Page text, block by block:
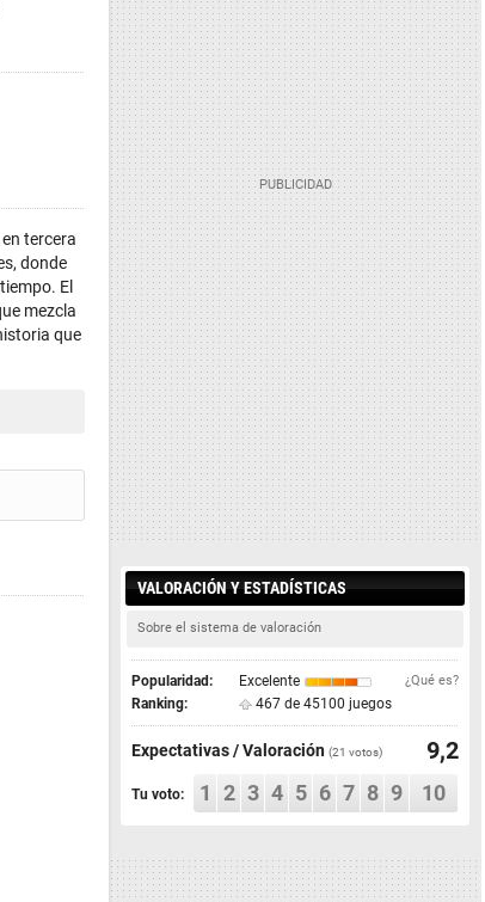
tercera
donde
El
mezcla
que
VALORACIÓN Y ESTADÍSTICAS
Sobre el sistema de valoración
Popularidad: Excelente ¿Qué es?
Ranking: 467 de 45100 juegos
Expectativas / Valoración (21 votos) 9,2
Tu voto: 1 2 3 4 5 6 7 8 9 10